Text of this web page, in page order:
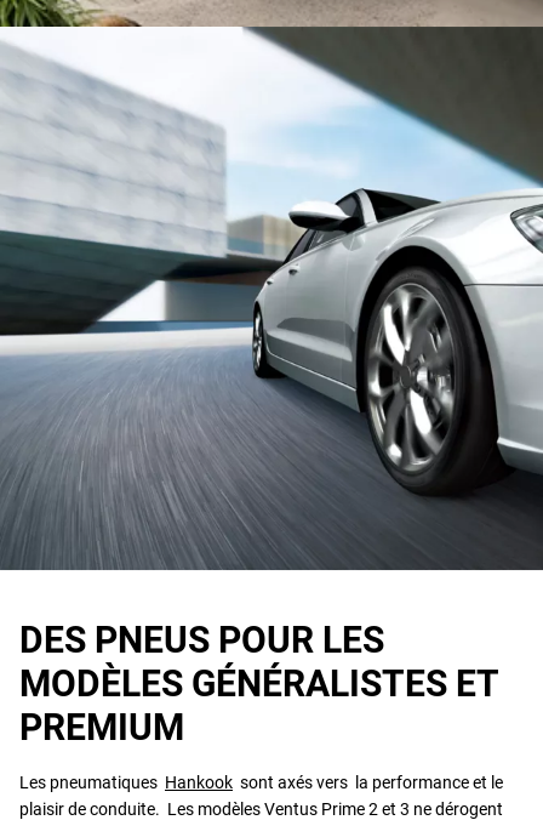
DES PNEUS POUR LES
MODÈLES GÉNÉRALISTES ET
PREMIUM
Les pneumatiques Hankook sont axés vers la performance et le
plaisir de conduite. Les modèles Ventus Prime 2 et 3 ne dérogent